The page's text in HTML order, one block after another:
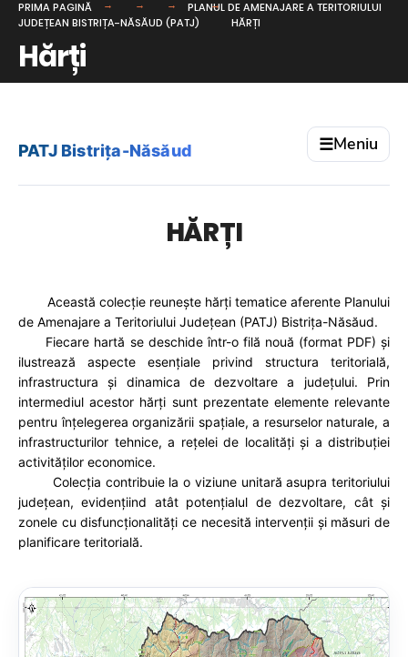
PRIMA PAGINĂ
PLANUL DE AMENAJARE A TERITORIULUI
JUDEȚEAN BISTRIȚA-NĂSĂUD (PATJ)
HĂRȚI
Hărți
PATJ Bistrița-Năsăud ☰Meniu
HĂRȚI
Această colecție reunește hărți tematice aferente Planului
de Amenajare a Teritoriului Județean (PATJ) Bistrița-Năsăud.
Fiecare hartă se deschide într-o filă nouă (format PDF) și
ilustrează aspecte esențiale privind structura teritorială,
infrastructura și dinamica de dezvoltare a județului. Prin
intermediul acestor hărți sunt prezentate elemente relevante
pentru înțelegerea organizării spațiale, a resurselor naturale, a
infrastructurilor tehnice, a rețelei de localități și a distribuției
activităților economice.
Colecția contribuie la o viziune unitară asupra teritoriului
județean, evidențiind atât potențialul de dezvoltare, cât și
zonele cu disfuncționalități ce necesită intervenții și măsuri de
planificare teritorială.